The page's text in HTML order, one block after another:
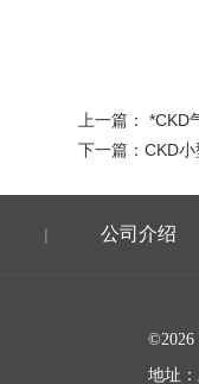
上一篇： *CKD
下一篇： CKD
| 公司介绍
地址